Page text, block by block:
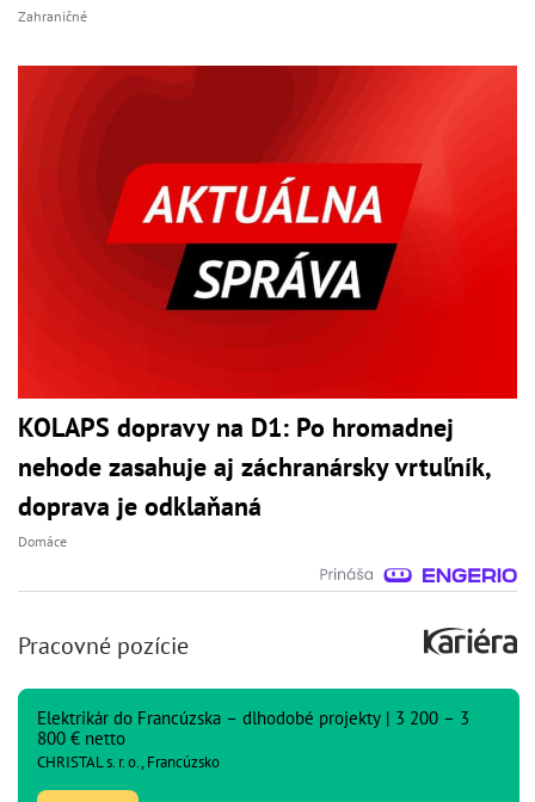
Zahraničné
KOLAPS dopravy na D1: Po hromadnej
nehode zasahuje aj záchranársky vrtuľník,
doprava je odklaňaná
Domáce
Pracovné pozície
Elektrikár do Francúzska – dlhodobé projekty | 3 200 – 3
800 € netto
CHRISTAL s. r. o., Francúzsko